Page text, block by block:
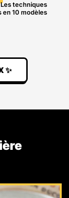
Les techniques
en 10 modèles
✨